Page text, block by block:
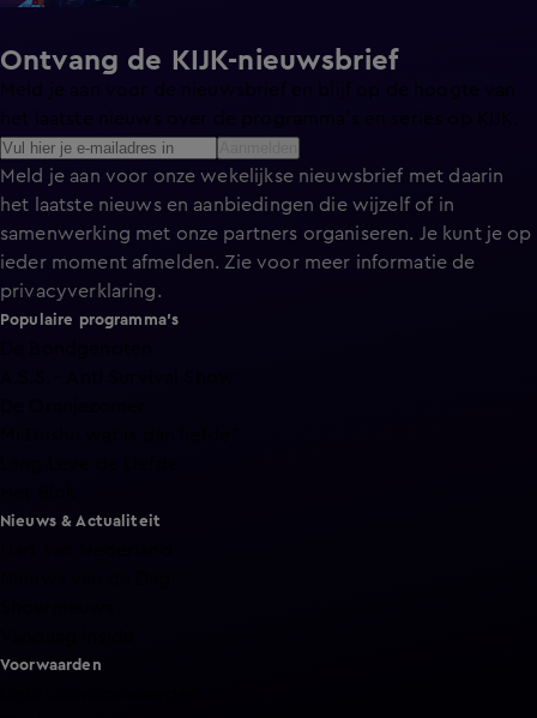
Ontvang de KIJK-nieuwsbrief
Meld je aan voor de nieuwsbrief en blijf op de hoogte van
Meld je aan voor onze wekelijkse nieuwsbrief met daarin
het laatste nieuws en aanbiedingen die wijzelf of in
samenwerking met onze partners organiseren. Je kunt je op
ieder moment afmelden. Zie voor meer informatie de
privacyverklaring.
Populaire programma's
Nieuws & Actualiteit
Voorwaarden